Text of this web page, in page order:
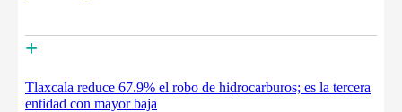
+
Tlaxcala reduce 67.9% el robo de hidrocarburos; es la tercera
entidad con mayor baja